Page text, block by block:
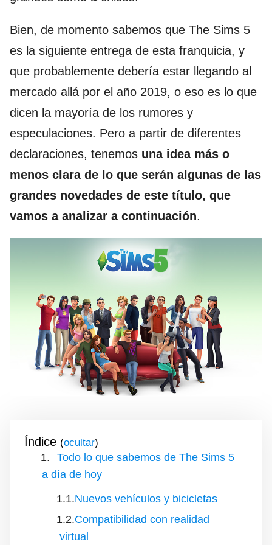
Bien, de momento sabemos que The Sims 5
es la siguiente entrega de esta franquicia, y
que probablemente debería estar llegando al
mercado allá por el año 2019, o eso es lo que
dicen la mayoría de los rumores y
especulaciones. Pero a partir de diferentes
declaraciones, tenemos una idea más o
menos clara de lo que serán algunas de las
grandes novedades de este título, que
vamos a analizar a continuación.
Índice ( )
Todo lo que sabemos de The Sims 5
a día de hoy
Nuevos vehículos y bicicletas
Compatibilidad con realidad
virtual